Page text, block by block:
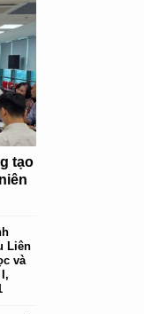
tạo
Liên
và